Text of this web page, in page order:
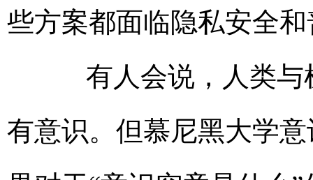
些方案都面临隐私安全
有人会说，人类与
有意识。但慕尼黑大学